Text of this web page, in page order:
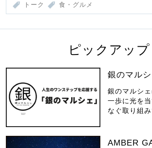
トーク 食・グルメ
ピックアップ
銀のマルシ
銀のマルシ
一歩に光を
なぐ取り組み
AMBER